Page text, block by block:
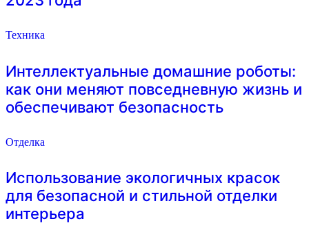
Техника
Интеллектуальные домашние роботы:
как они меняют повседневную жизнь и
обеспечивают безопасность
Отделка
Использование экологичных красок
для безопасной и стильной отделки
интерьера